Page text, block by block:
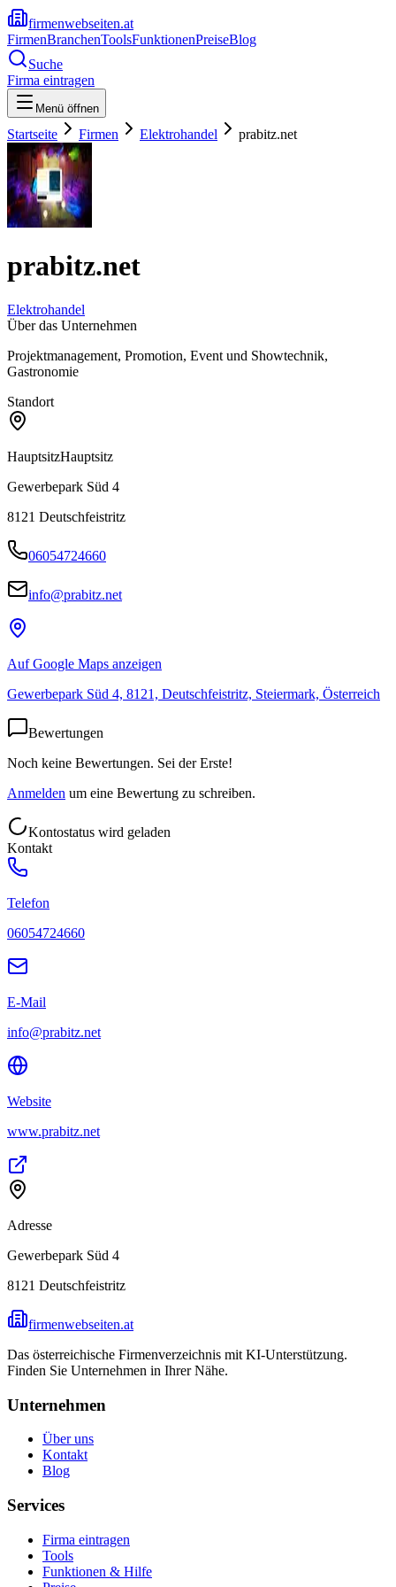
firmenwebseiten.at
FirmenBranchenToolsFunktionenPreiseBlog
Suche
Firma eintragen
Menü öffnen
Startseite Firmen Elektrohandel prabitz.net
prabitz.net
Elektrohandel
Über das Unternehmen
Projektmanagement, Promotion, Event und Showtechnik,
Gastronomie
Standort
HauptsitzHauptsitz
Gewerbepark Süd 4
8121 Deutschfeistritz
06054724660
info@prabitz.net
Auf Google Maps anzeigen
Gewerbepark Süd 4, 8121, Deutschfeistritz, Steiermark, Österreich
Bewertungen
Noch keine Bewertungen. Sei der Erste!
Anmelden um eine Bewertung zu schreiben.
Kontostatus wird geladen
Kontakt
Telefon
06054724660
E-Mail
info@prabitz.net
Website
www.prabitz.net
Adresse
Gewerbepark Süd 4
8121 Deutschfeistritz
firmenwebseiten.at
Das österreichische Firmenverzeichnis mit KI-Unterstützung.
Finden Sie Unternehmen in Ihrer Nähe.
Unternehmen
Über uns
Kontakt
Blog
Services
Firma eintragen
Tools
Funktionen & Hilfe